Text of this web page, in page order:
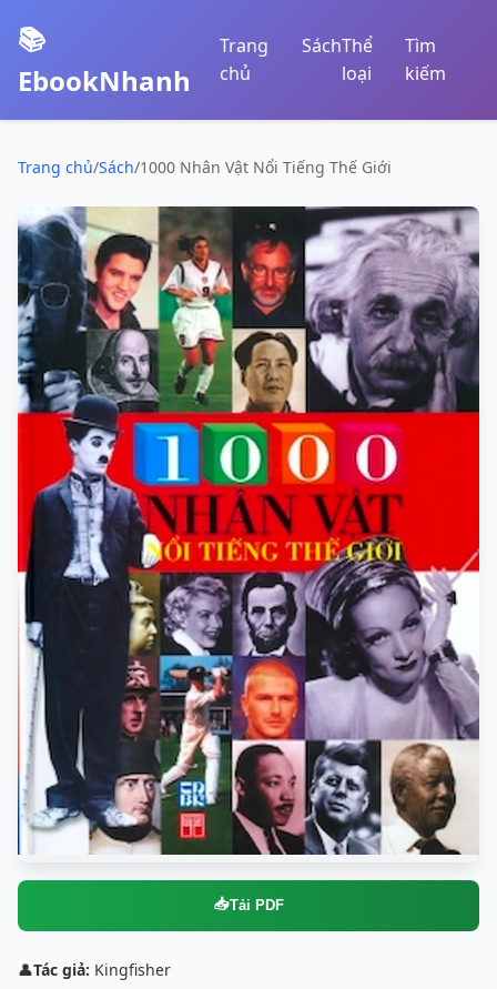
📚
EbookNhanh
Trang
chủ
SáchThể
loại
Tìm
kiếm
Trang chủ/Sách/1000 Nhân Vật Nổi Tiếng Thế Giới
📥Tải PDF
👤Tác giả: Kingfisher